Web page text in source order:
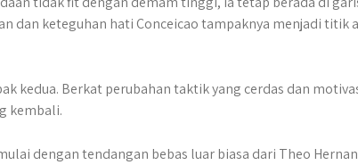
dan keteguhan hati Conceicao tampaknya menjadi titik
kedua. Berkat perubahan taktik yang cerdas dan
kembali.
dengan tendangan bebas luar biasa dari Theo